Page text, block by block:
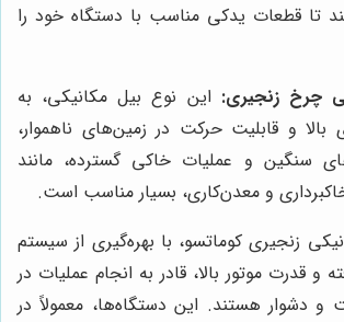
تا قطعات یدکی مناسب با دستگاه خود را
چرخ زنجیری: این نوع بیل مکانیکی، به
بالا و قابلیت حرکت در زمین‌های ناهموار،
سنگین و عملیات خاکی گسترده، مانند
و معدن‌کاری، بسیار مناسب است.
زنجیری کوماتسو، با بهره‌گیری از سیستم
و قدرت موتور بالا، قادر به انجام عملیات در
دشوار هستند. این دستگاه‌ها، معمولاً در